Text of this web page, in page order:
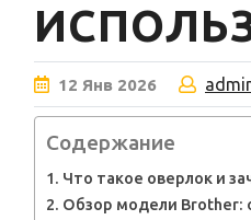
12 Янв 2026
Содержание
Что такое оверлок и
Обзор модели Brother: